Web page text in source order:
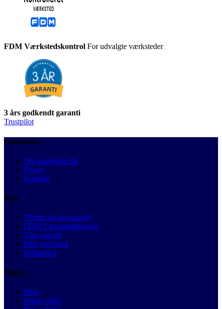
FDM Værkstedskontrol For udvalgte værksteder
3 års godkendt garanti
Trustpilot
Autobutler
Om autobutler.dk
Presse
Kontakt
Info
*Priser og besparelser
FDM Værkstedskontrol
3 års garanti
Find værksted
Bilmærker
Bilråd
Blog
Bilens ABC